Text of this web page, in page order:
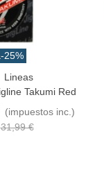
-25%
Lineas
Takumi Red
(impuestos inc.)
31,99 €